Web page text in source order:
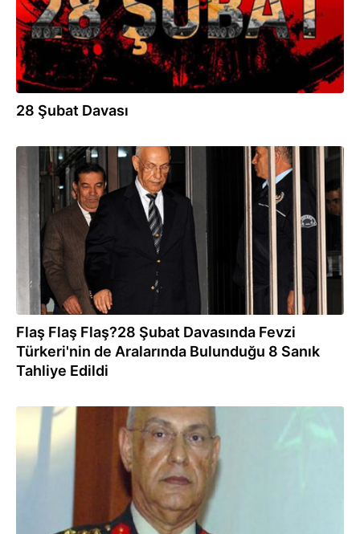
28 Şubat Davası
01.10.2013
Flaş Flaş Flaş?28 Şubat Davasında Fevzi
Türkeri'nin de Aralarında Bulunduğu 8 Sanık
Tahliye Edildi
01.10.2013